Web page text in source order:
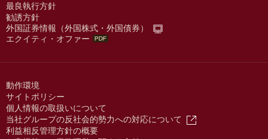
最良執行方針
勧誘方針
外国証券情報（外国株式・外国債券）
エクイティ・オファー
動作環境
サイトポリシー
個人情報の取扱いについて
当社グループの反社会的勢力への対応について
利益相反管理方針の概要